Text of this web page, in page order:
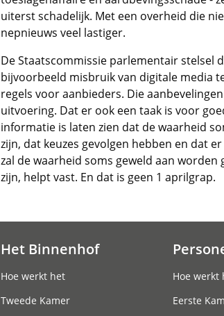
uiterst schadelijk. Met een overheid die
nepnieuws veel lastiger.
De Staatscommissie parlementair stelsel
bijvoorbeeld misbruik van digitale media
regels voor aanbieders. Die
uitvoering. Dat er ook een taak is voor
informatie is laten zien dat de waarheid
zijn, dat keuzes gevolgen hebben en dat
zal de waarheid soms geweld aan
zijn, helpt vast. En dat is geen 1 aprilgrap.
Het Binnenhof
Hoe werkt het
Tweede Kamer
Hoe werkt
Eerste